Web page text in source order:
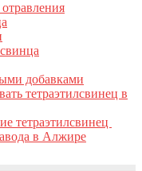
добавками
тетраэтилсвинец в
тетраэтилсвинец
в Алжире